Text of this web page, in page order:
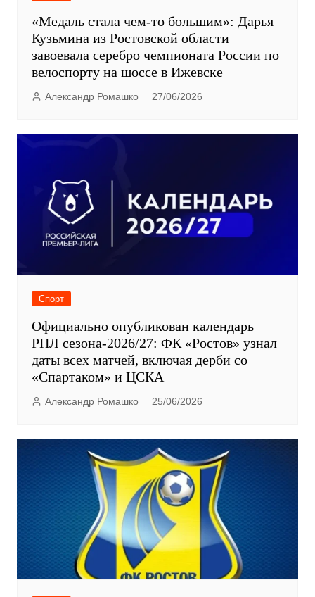
«Медаль стала чем-то большим»: Дарья
Кузьмина из Ростовской области
завоевала серебро чемпионата России по
велоспорту на шоссе в Ижевске
Александр Ромашко 27/06/2026
Спорт
Официально опубликован календарь
РПЛ сезона-2026/27: ФК «Ростов» узнал
даты всех матчей, включая дерби со
«Спартаком» и ЦСКА
Александр Ромашко 25/06/2026